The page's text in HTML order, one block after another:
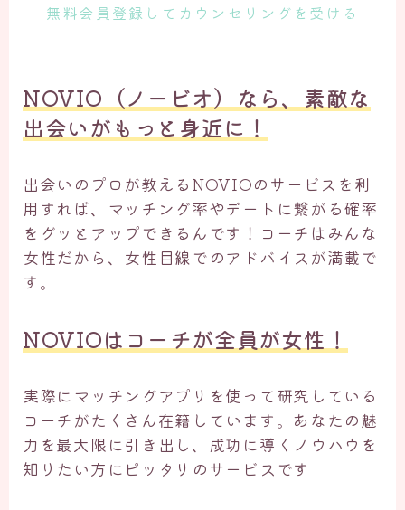
無料会員登録してカウンセリングを受ける
NOVIO（ノービオ）なら、素敵な
出会いがもっと身近に！
出会いのプロが教えるNOVIOのサービスを利
用すれば、マッチング率やデートに繋がる確率
をグッとアップできるんです！コーチはみんな
女性だから、女性目線でのアドバイスが満載で
す。
NOVIOはコーチが全員が女性！
実際にマッチングアプリを使って研究している
コーチがたくさん在籍しています。あなたの魅
力を最大限に引き出し、成功に導くノウハウを
知りたい方にピッタリのサービスです